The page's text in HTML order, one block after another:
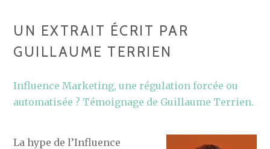
UN EXTRAIT ÉCRIT PAR
GUILLAUME TERRIEN
Influence Marketing, une régulation forcée ou
automatisée ? Témoignage de Guillaume Terrien.
La hype de l’Influence